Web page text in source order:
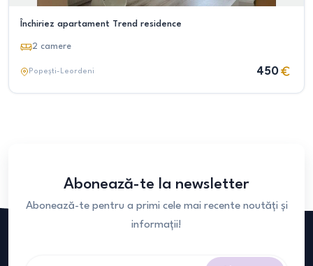
Închiriez apartament Trend residence
2 camere
Popești-Leordeni 450
Abonează-te la newsletter
Abonează-te pentru a primi cele mai recente noutăți și
informații!